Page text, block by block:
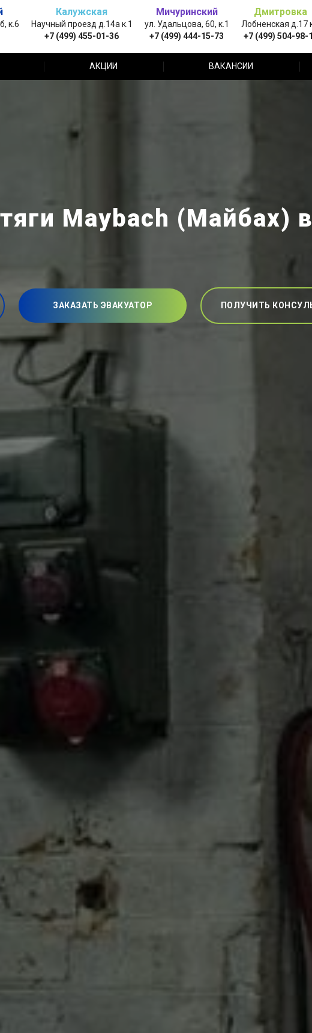
к.6
Калужская
Научный проезд д.14а к.1
+7 (499) 455-01-36
Мичуринский
ул. Удальцова, 60, к.1
+7 (499) 444-15-73
Дмитровка
Лобненская д.17
+7 (499) 504-98-
АКЦИИ ВАКАНСИИ
Maybach (Майбах)
ЗАКАЗАТЬ ЭВАКУАТОР ПОЛУЧИТЬ